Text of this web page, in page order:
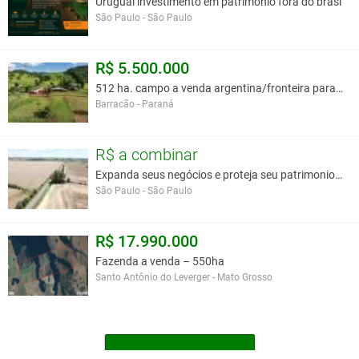
atual arrendatário.
DIFERENCIAIS DO ATIVO
• Escala operacional imediata
• Segurança jurídica e documentação regular
• Ambiente estável para investimento internacional
• Potencial agrícola e pecuário
• Excelente relação entre patrimônio, produção e valorização
• Ativo orientado a estratégias de longo prazo
POTENCIAL PARA INVESTIDORES BRASILEIROS
América do Sul para investimentos rurais e patrimoniais.
Este ativo apresenta vantagens relevantes para investidores e
grupos empresariais brasileiros:
• Estabilidade institucional
• Segurança jurídica
• Proteção patrimonial internacional
• Diversificação geográfica
São Paulo - São Paulo
R$ 5.500.000
512 ha. campo a venda argentina/fronteira parana.
Barracão - Paraná
R$ a combinar
Expanda seus negócios e proteja seu patrimonio no
São Paulo - São Paulo
R$ 17.990.000
Fazenda a venda – 550ha
Santo Antônio do Leverger - Mato Grosso